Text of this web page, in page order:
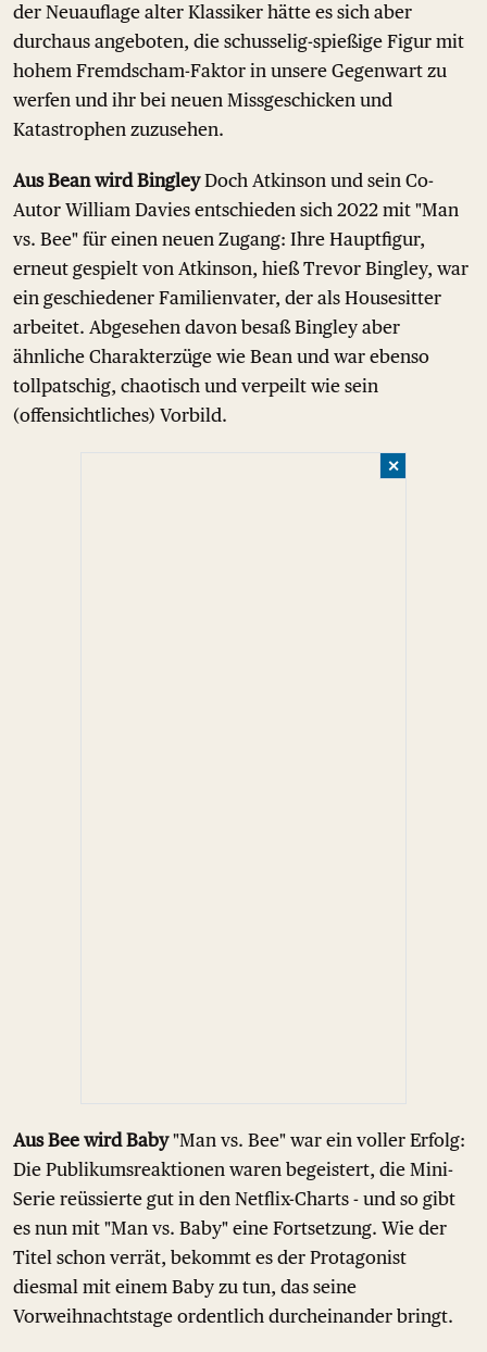
der Neuauflage alter Klassiker hätte es sich aber
durchaus angeboten, die schusselig-spießige Figur mit
hohem Fremdscham-Faktor in unsere Gegenwart zu
werfen und ihr bei neuen Missgeschicken und
Katastrophen zuzusehen.
Aus Bean wird BingleyDoch Atkinson und sein Co-
Autor William Davies entschieden sich 2022 mit "Man
vs. Bee" für einen neuen Zugang: Ihre Hauptfigur,
erneut gespielt von Atkinson, hieß Trevor Bingley, war
ein geschiedener Familienvater, der als Housesitter
arbeitet. Abgesehen davon besaß Bingley aber
ähnliche Charakterzüge wie Bean und war ebenso
tollpatschig, chaotisch und verpeilt wie sein
(offensichtliches) Vorbild.
✕
Aus Bee wird Baby"Man vs. Bee" war ein voller Erfolg:
Die Publikumsreaktionen waren begeistert, die Mini-
Serie reüssierte gut in den Netflix-Charts - und so gibt
es nun mit "Man vs. Baby" eine Fortsetzung. Wie der
Titel schon verrät, bekommt es der Protagonist
diesmal mit einem Baby zu tun, das seine
Vorweihnachtstage ordentlich durcheinander bringt.